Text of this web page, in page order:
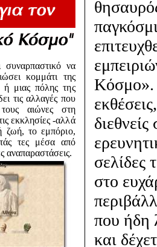
συναρπαστικό να
κομμάτι της
ή μιας πόλης της
τις αλλαγές που
αιώνες στη
εκκλησίες -αλλά
ζωή, το εμπόριο,
τες μέσα από
αναπαραστάσεις.
Κόσμο».
σελίδες
στο
που ήδη
και